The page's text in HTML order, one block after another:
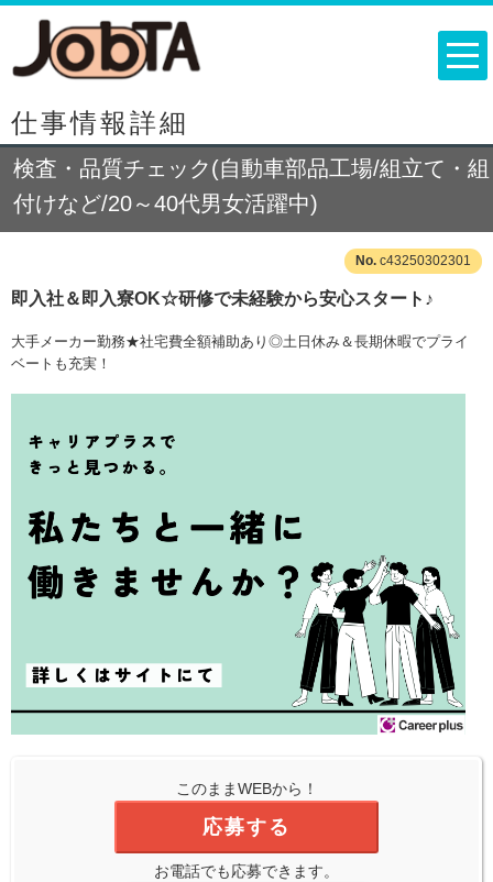
仕事情報詳細
検査・品質チェック(自動車部品工場/組立て・組
付けなど/20～40代男女活躍中)
c43250302301
即入社＆即入寮OK☆研修で未経験から安心スタート♪
大手メーカー勤務★社宅費全額補助あり◎土日休み＆長期休暇でプライ
ベートも充実！
このままWEBから！
応募する
お電話でも応募できます。